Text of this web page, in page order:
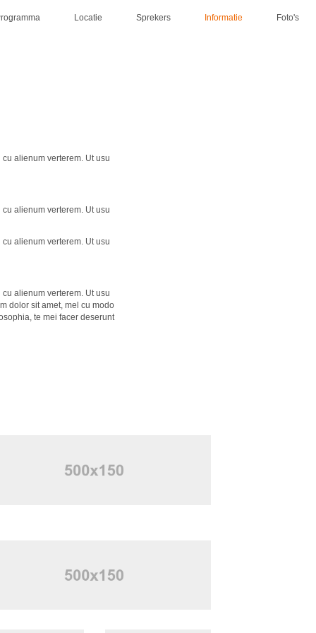
Locatie Sprekers Informatie Foto's
alienum verterem. Ut usu
alienum verterem. Ut usu
alienum verterem. Ut usu
alienum verterem. Ut usu
dolor sit amet, mel cu modo
te mei facer deserunt